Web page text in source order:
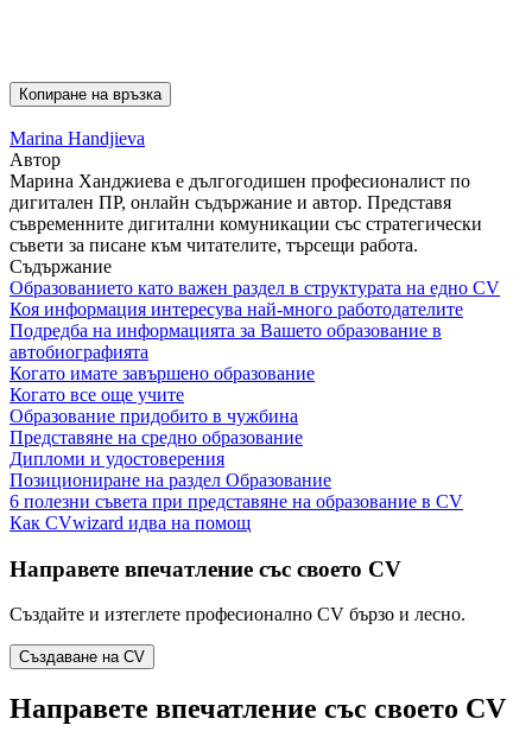
Копиране на връзка
Marina Handjieva
Автор
Марина Ханджиева е дългогодишен професионалист по
дигитален ПР, онлайн съдържание и автор. Представя
съвременните дигитални комуникации със стратегически
съвети за писане към читателите, търсещи работа.
Съдържание
Образованието като важен раздел в структурата на едно CV
Коя информация интересува най-много работодателите
Подредба на информацията за Вашето образование в
автобиографията
Когато имате завършено образование
Когато все още учите
Образование придобито в чужбина
Представяне на средно образование
Дипломи и удостоверения
Позициониране на раздел Образование
6 полезни съвета при представяне на образование в CV
Как CVwizard идва на помощ
Направете впечатление със своето CV
Създайте и изтеглете професионално CV бързо и лесно.
Създаване на CV
Направете впечатление със своето CV